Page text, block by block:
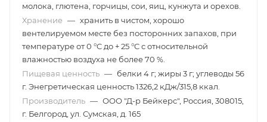
молока, глютена, горчицы, сои, яиц, кунжута и орехов.
Хранение — хранить в чистом, хорошо
вентелируемом месте без посторонних запахов, при
температуре от 0 °C до + 25 °C с относительной
влажностью воздуха не более 70 %.
Пищевая ценность — белки 4 г; жиры 3 г; углеводы 56
г. Энегретическая ценность 1326,2 кДж/315,8 ккал.
Производитель — ООО "Д-р Бейкерс", Россия, 308015,
г. Белгород, ул. Сумская, д. 165